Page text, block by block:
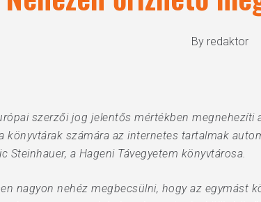
to close
By redaktor
szerzői jog jelentős mértékben
könyvtárak számára az internetes tartalmak
Steinhauer, a Hageni Távegyetem könyvtárosa.
nagyon nehéz megbecsülni, hogy az